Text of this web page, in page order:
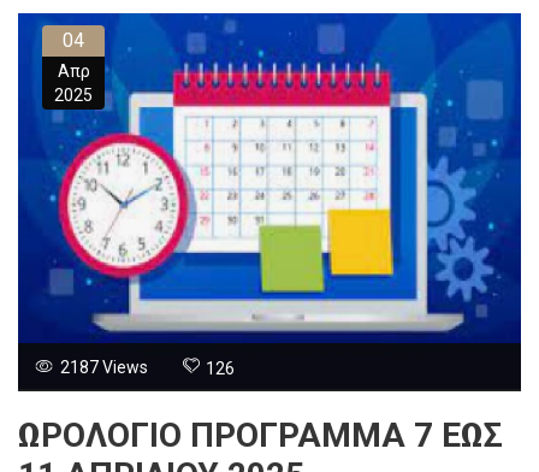
04
Απρ
2025
2187 Views 126
ΩΡΟΛΟΓΙΟ ΠΡΟΓΡΑΜΜΑ 7 ΕΩΣ